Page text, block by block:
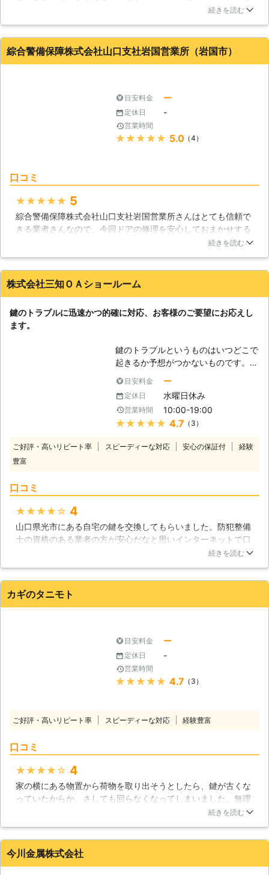
持たずに帰宅しましたが、当然のごとく家に入れません。玄関
所の方も業者の方も良い方で助かりました。
山口県 岩国市 2016年10月14日
続きを読む
綜合警備保障株式会社山口支社岩国営業所（岩国市）
目安料金 ー
定休日 -
営業時間
★★★★★ 5.0（4）
口コミ
★★★★★ 5
綜合警備保障株式会社山口支社岩国営業所さんはとても信頼で
きる業者さんなので、今回ドアの修理を安心しておまかせする
ことができました。鍵が壊れてしまい、ドアが全く開かなくな
スタッフさんの真心が感じられるサービスでした。
山口県 岩国市 2016年10月28日
続きを読む
株式会社三知ＯＡショールーム
鍵のトラブルに迅速かつ的確に対応、お客様のご要望にお応えし
ます。
鍵のトラブルというものはいつどこで
起きるか予想がつかないものです。弊
リア内のどこへでも駆けつけます。ご
自宅はもちろんのこと、買い物に立ち
寄ったコンビニの駐車場や営業先の駐
車場、職場など、鍵のトラブルが起き
りに、弊社が駆けつけます。また弊社
ら何でもお応えいたします。是非お気
軽にお声がけ下さい。
目安料金 ー
定休日 水曜日休み
営業時間 10:00-19:00
★★★★★ 4.7 （3）
ご好評・高いリピート率 スピーディーな対応 安心の保証付
経験
豊富
口コミ
★★★★★ 4
山口県光市にある自宅の鍵を交換してもらいました。防犯整備
士の資格のある業者の方が安心だなと思いインターネットで口
コミなどを見ていたら、株式会社三知OAショールームという
際に来てもらってからは、とても親切で頼んでよかったなと思
いました。
続きを読む
カギのタニモト
目安料金 ー
定休日 -
営業時間
★★★★★ 4.7 （3）
ご好評・高いリピート率 スピーディーな対応 経験豊富
口コミ
★★★★★ 4
家の横にある物置から荷物を取り出そうとしたら、鍵が古くな
っていたからか、さしても回らなくなってしまいました。無理
に開けようとしてもびくともしないので、業者さんに依頼しま
たので満足しました。
山口県 防府市 2016年12月30日
続きを読む
今川金属株式会社